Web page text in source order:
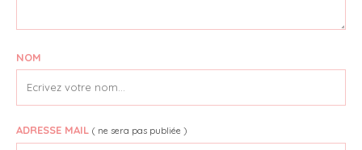
NOM
ADRESSE MAIL ( ne sera pas publiée )